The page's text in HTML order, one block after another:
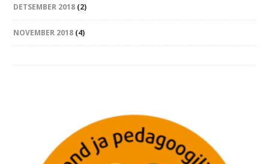
DETSEMBER 2018 (2)
NOVEMBER 2018 (4)